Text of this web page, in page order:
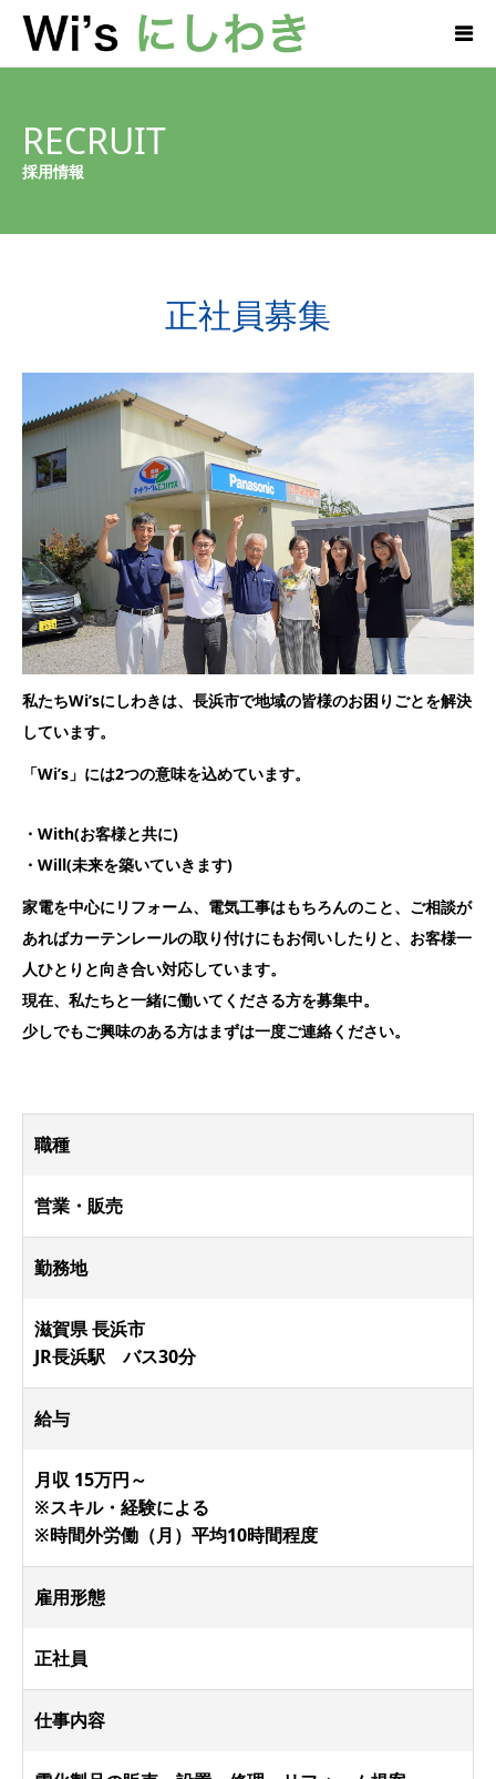
RECRUIT
採用情報
正社員募集
私たちWi’sにしわきは、長浜市で地域の皆様のお困りごとを解決
しています。
「Wi’s」には2つの意味を込めています。
・With(お客様と共に)
・Will(未来を築いていきます)
家電を中心にリフォーム、電気工事はもちろんのこと、ご相談が
あればカーテンレールの取り付けにもお伺いしたりと、お客様一
人ひとりと向き合い対応しています。
現在、私たちと一緒に働いてくださる方を募集中。
少しでもご興味のある方はまずは一度ご連絡ください。
職種
営業・販売
勤務地
滋賀県 長浜市
JR長浜駅 バス30分
給与
月収 15万円～
※スキル・経験による
※時間外労働（月）平均10時間程度
雇用形態
正社員
仕事内容